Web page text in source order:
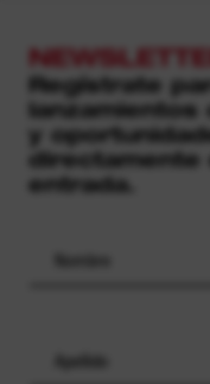
Regístrate
y
directamente
entrada.